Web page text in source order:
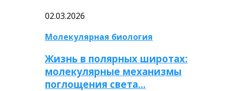
02.03.2026
Молекулярная биология
Жизнь в полярных широтах:
молекулярные механизмы
поглощения света…